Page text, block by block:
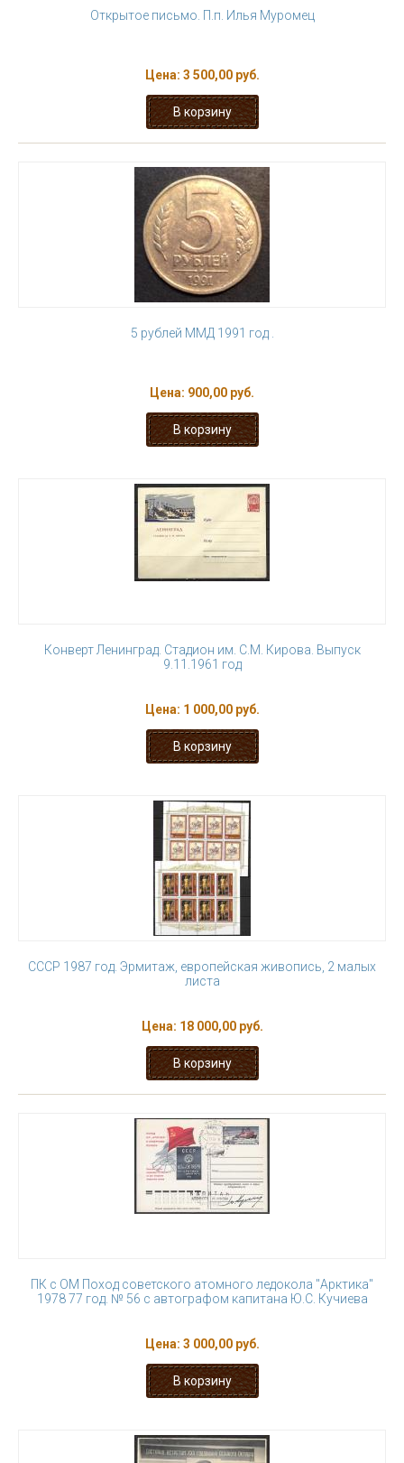
Открытое письмо. П.п. Илья Муромец
Цена: 3 500,00 руб.
5 рублей ММД 1991 год .
Цена: 900,00 руб.
Конверт Ленинград. Стадион им. С.М. Кирова. Выпуск
9.11.1961 год
Цена: 1 000,00 руб.
СССР 1987 год. Эрмитаж, европейская живопись, 2 малых
листа
Цена: 18 000,00 руб.
ПК с ОМ Поход советского атомного ледокола "Арктика"
1978 77 год. № 56 с автографом капитана Ю.С. Кучиева
Цена: 3 000,00 руб.